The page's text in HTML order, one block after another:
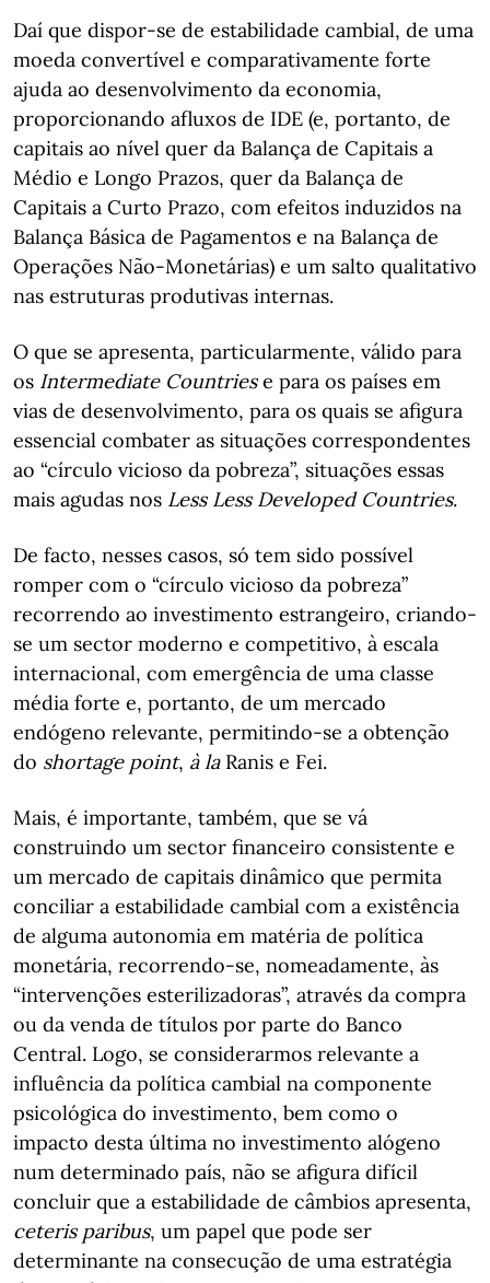
Daí que dispor-se de estabilidade cambial, de uma
moeda convertível e comparativamente forte
ajuda ao desenvolvimento da economia,
proporcionando afluxos de IDE (e, portanto, de
capitais ao nível quer da Balança de Capitais a
Médio e Longo Prazos, quer da Balança de
Capitais a Curto Prazo, com efeitos induzidos na
Balança Básica de Pagamentos e na Balança de
Operações Não-Monetárias) e um salto qualitativo
nas estruturas produtivas internas.
O que se apresenta, particularmente, válido para
os Intermediate Countriese para os países em
vias de desenvolvimento, para os quais se afigura
essencial combater as situações correspondentes
ao “círculo vicioso da pobreza”, situações essas
mais agudas nos Less Less Developed Countries.
De facto, nesses casos, só tem sido possível
romper com o “círculo vicioso da pobreza”
recorrendo ao investimento estrangeiro, criando-
se um sector moderno e competitivo, à escala
internacional, com emergência de uma classe
média forte e, portanto, de um mercado
endógeno relevante, permitindo-se a obtenção
do shortage point, à la Ranis e Fei.
Mais, é importante, também, que se vá
construindo um sector financeiro consistente e
um mercado de capitais dinâmico que permita
conciliar a estabilidade cambial com a existência
de alguma autonomia em matéria de política
monetária, recorrendo-se, nomeadamente, às
“intervenções esterilizadoras”, através da compra
ou da venda de títulos por parte do Banco
Central. Logo, se considerarmos relevante a
influência da política cambial na componente
psicológica do investimento, bem como o
impacto desta última no investimento alógeno
num determinado país, não se afigura difícil
concluir que a estabilidade de câmbios apresenta,
ceteris paribus, um papel que pode ser
determinante na consecução de uma estratégia